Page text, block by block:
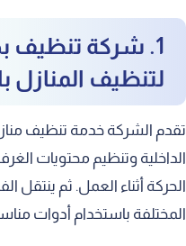
1. شركة تنظيف
لتنظيف المنازل
تقدم الشركة خدمة تنظيف
الداخلية وتنظيم محتويات
الحركة أثناء العمل. ثم ينتقل
المختلفة باستخدام أدوات